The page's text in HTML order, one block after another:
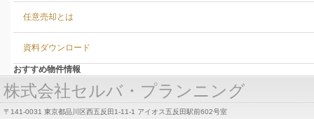
任意売却とは
資料ダウンロード
おすすめ物件情報
株式会社セルバ・プランニング
〒141-0031 東京都品川区西五反田1-11-1 アイオス五反田駅前602号室